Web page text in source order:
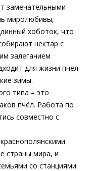
замечательными
миролюбивы,
хоботок, что
нектар с
залеганием
для жизни пчёл
зимы.
типа – это
пчёл. Работа по
совместно с
страны мира, и
со станциями